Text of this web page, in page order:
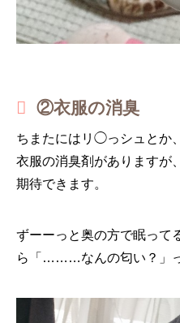
②衣服の消臭
ちまたにはリ◯っシュと
衣服の消臭剤がありますが
期待できます。
ずーーっと奥の方で眠って
ら「………なんの匂い？」っ